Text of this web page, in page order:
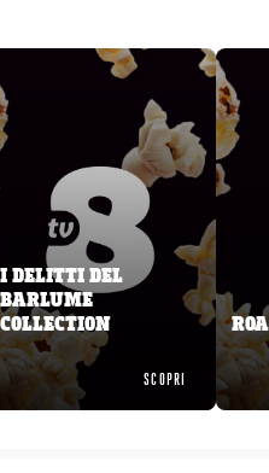
I DELITTI DEL
BARLUME
COLLECTION
SCOPRI